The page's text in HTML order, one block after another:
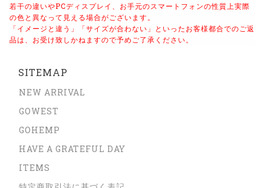
若干の違いやPCディスプレイ、お手元のスマートフォンの性質上実際
の色と異なって見える場合がございます。
「イメージと違う」「サイズが合わない」といったお客様都合でのご返
品は、お受け致しかねますので予めご了承ください。
SITEMAP
NEW ARRIVAL
GOWEST
GOHEMP
HAVE A GRATEFUL DAY
ITEMS